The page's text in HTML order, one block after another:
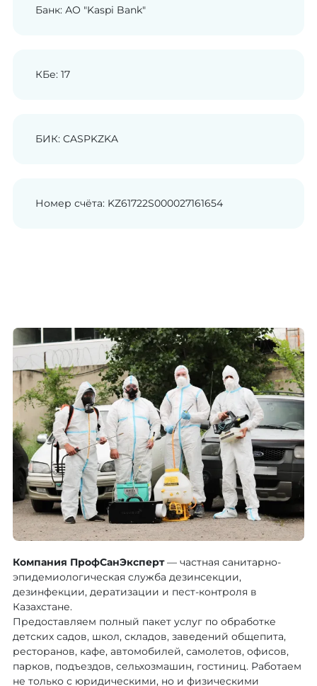
Банк: АО "Kaspi Bank"
КБе: 17
БИК: CASPKZKA
Номер счёта: KZ61722S000027161654
Компания ПрофСанЭксперт— частная санитарно-
эпидемиологическая служба дезинсекции,
дезинфекции, дератизации и пест-контроля в
Казахстане.
Предоставляем полный пакет услуг по обработке
детских садов, школ, складов, заведений общепита,
ресторанов, кафе, автомобилей, самолетов, офисов,
парков, подъездов, сельхозмашин, гостиниц. Работаем
не только с юридическими, но и физическими